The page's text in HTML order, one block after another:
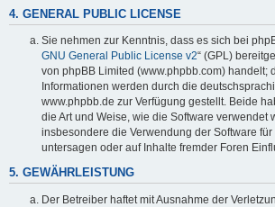
4. GENERAL PUBLIC LICENSE
Sie nehmen zur Kenntnis, dass es sich bei
GNU General Public License v2“ (GPL)
von phpBB Limited (www.phpbb.com) handelt;
Informationen werden durch die
www.phpbb.de zur Verfügung gestellt. Beide
die Art und Weise, wie die Software verwendet
insbesondere die Verwendung der Software
untersagen oder auf Inhalte fremder Foren
5. GEWÄHRLEISTUNG
Der Betreiber haftet mit Ausnahme der